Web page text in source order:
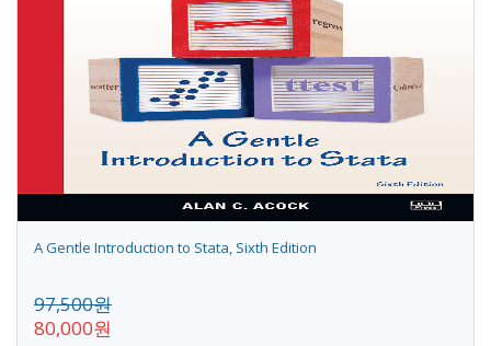
A Gentle Introduction to Stata, Sixth Edition
97,500원
80,000원